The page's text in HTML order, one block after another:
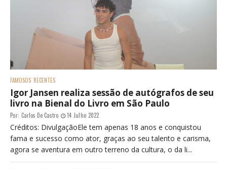
FAMOSOS RECENTES
Igor Jansen realiza sessão de autógrafos de seu
livro na Bienal do Livro em São Paulo
Por: Carlos De Castro 14 Julho 2022
Créditos: DivulgaçãoEle tem apenas 18 anos e conquistou
fama e sucesso como ator, graças ao seu talento e carisma,
agora se aventura em outro terreno da cultura, o da li...